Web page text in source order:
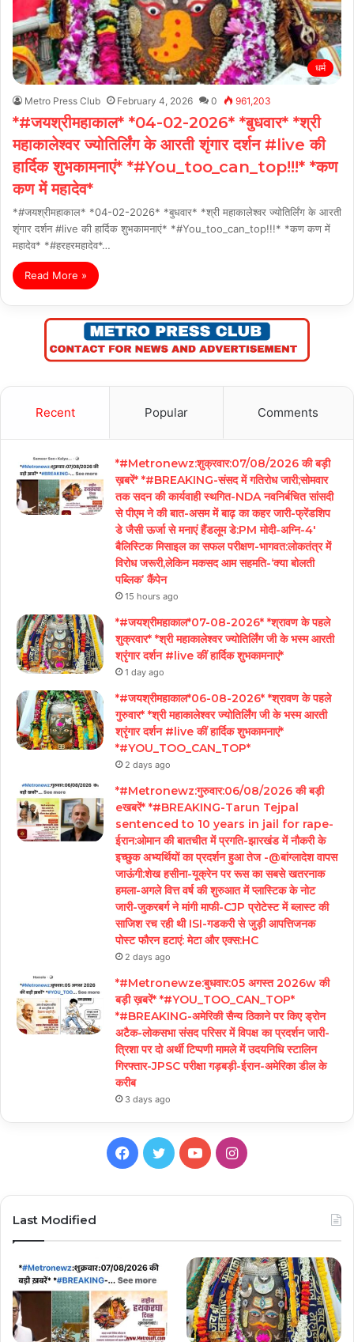
धर्म
Metro Press Club February 4, 2026 0 961,203
*#जयश्रीमहाकाल* *04-02-2026* *बुधवार* *श्री
महाकालेश्वर ज्योतिर्लिंग के आरती शृंगार दर्शन #live की
हार्दिक शुभकामनाएं* *#You_too_can_top!!!* *कण
कण में महादेव*
*#जयश्रीमहाकाल* *04-02-2026* *बुधवार* *श्री महाकालेश्वर ज्योतिर्लिंग के आरती
शृंगार दर्शन #live की हार्दिक शुभकामनाएं* *#You_too_can_top!!!* *कण कण में
महादेव* *#हरहरमहादेव*…
Read More »
Recent Popular Comments
*#Metronewz:शुक्रवार:07/08/2026 की बड़ी
ख़बरें* *#BREAKING-संसद में गतिरोध जारी;सोमवार
तक सदन की कार्यवाही स्थगित-NDA नवनिर्बचित सांसदी
से पीएम ने की बात-असम में बाढ़ का कहर जारी-फ्रेंडशिप
डे जैसी ऊर्जा से मनाएं हैंडलूम डे:PM मोदी-अग्नि-4′
बैलिस्टिक मिसाइल का सफल परीक्षण-भागवत:लोकतंत्र में
विरोध जरूरी,लेकिन मकसद आम सहमति-‘क्या बोलती
पब्लिक’ कैंपेन
15 hours ago
*#जयश्रीमहाकाल*07-08-2026* *श्रावण के पहले
शुक्रवार* *श्री महाकालेश्वर ज्योतिर्लिंग जी के भस्म आरती
श्रृंगार दर्शन #live कीं हार्दिक शुभकामनाएं*
1 day ago
*#जयश्रीमहाकाल*06-08-2026* *श्रावण के पहले
गुरुवार* *श्री महाकालेश्वर ज्योतिर्लिंग जी के भस्म आरती
श्रृंगार दर्शन #live कीं हार्दिक शुभकामनाएं*
*#YOU_TOO_CAN_TOP*
2 days ago
*#Metronewz:गुरुवार:06/08/2026 की बड़ी
eखबरें* *#BREAKING-Tarun Tejpal
sentenced to 10 years in jail for rape-
ईरान:ओमान की बातचीत में प्रगति-झारखंड में नौकरी के
इच्छुक अभ्यर्थियों का प्रदर्शन हुआ तेज -@बांग्लादेश वापस
जाऊंगी:शेख हसीना-यूक्रेन पर रूस का सबसे खतरनाक
हमला-अगले वित्त वर्ष की शुरुआत में प्लास्टिक के नोट
जारी-जुकरबर्ग ने मांगी माफी-CJP प्रोटेस्ट में ब्लास्ट की
साजिश रच रही थी ISI-गडकरी से जुड़ी आपत्तिजनक
पोस्ट फौरन हटाएं: मेटा और एक्स:HC
2 days ago
*#Metronewze:बुधवार:05 अगस्त 2026w की
बड़ी ख़बरें* *#YOU_TOO_CAN_TOP*
*#BREAKING-अमेरिकी सैन्य ठिकाने पर किए ड्रोन
अटैक-लोकसभा संसद परिसर में विपक्ष का प्रदर्शन जारी-
त्रिशा पर दो अर्थी टिप्पणी मामले में उदयनिधि स्टालिन
गिरफ्तार-JPSC परीक्षा गड़बड़ी-ईरान-अमेरिका डील के
करीब
3 days ago
Facebook
TwitterYouTubeInstagram
Last Modified